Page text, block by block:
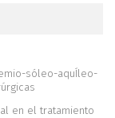
sóleo-aquÍleo-
en el tratamiento